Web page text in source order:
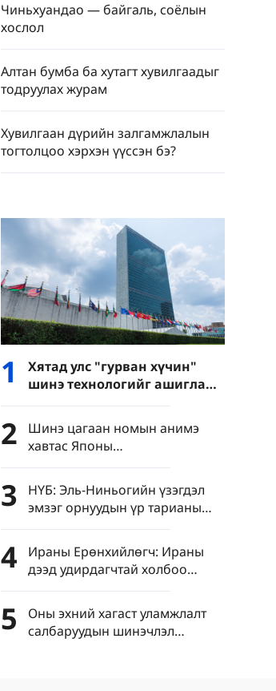
Чиньхуандао — байгаль, соёлын
хослол
Алтан бумба ба хутагт хувилгаадыг
тодруулах журам
Хувилгаан дүрийн залгамжлалын
тогтолцоо хэрхэн үүссэн бэ?
1
Хятад улс "гурван хүчин"
шинэ технологийг ашиглан
нэвтрэн тархахаас
сэргийлэхийг уриалав
2
Шинэ цагаан номын анимэ
хавтас Японы
"цэрэгжүүлэлтийг дахин
эрчимжүүлэх" шуналыг нууж
чадахгүй
3
НҮБ: Эль-Ниньогийн үзэгдэл
эмзэг орнуудын үр тарианы
асуудлыг улам даамжруулж
болзошгүй
4
Ираны Ерөнхийлөгч: Ираны
дээд удирдагчтай холбоо
барихад "маш хүндрэлтэй"
байна
5
Оны эхний хагаст уламжлалт
салбаруудын шинэчлэл